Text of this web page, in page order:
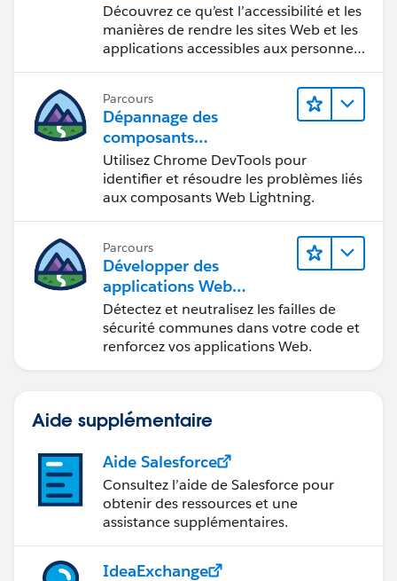
Découvrez ce qu’est l’accessibilité et les
manières de rendre les sites Web et les
applications accessibles aux personnes
Parcours
Dépannage des
composants
Web Lightning
Utilisez Chrome DevTools pour
identifier et résoudre les problèmes liés
aux composants Web Lightning.
Parcours
Développer des
applications Web
sécurisées
Détectez et neutralisez les failles de
sécurité communes dans votre code et
renforcez vos applications Web.
Aide supplémentaire
Aide Salesforce
Consultez l’aide de Salesforce pour
obtenir des ressources et une
assistance supplémentaires.
IdeaExchange